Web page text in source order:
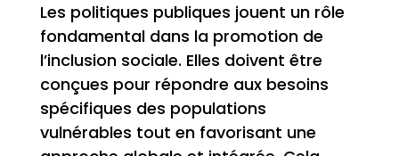
Les politiques publiques jouent un rôle
fondamental dans la promotion de
l’inclusion sociale. Elles doivent être
conçues pour répondre aux besoins
spécifiques des populations
vulnérables tout en favorisant une